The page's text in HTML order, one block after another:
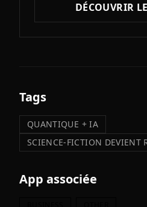
DÉCOUVRIR
Tags
QUANTIQUE + IA
SCIENCE-FICTION DEVIENT
App associée